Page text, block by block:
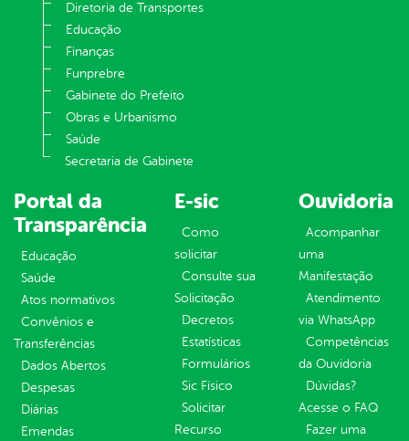
Diretoria de Transportes
Educação
Finanças
Funprebre
Gabinete do Prefeito
Obras e Urbanismo
Saúde
Secretaria de Gabinete
Portal da
Transparência
Educação
Saúde
Atos normativos
Convênios e
Transferências
Dados Abertos
Despesas
Diárias
Emendas
E-sic
Como
solicitar
Consulte sua
Solicitação
Decretos
Estatísticas
Formulários
Sic Físico
Solicitar
Recurso
Ouvidoria
Acompanhar
uma
Manifestação
Atendimento
via WhatsApp
Competências
da Ouvidoria
Dúvidas?
Acesse o FAQ
Fazer uma